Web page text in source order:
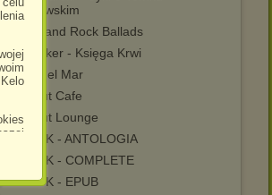
Wilmowskim
Blues and Rock Ballads
C. Barker - Księga Krwi
Cafe del Mar
Chillout Cafe
Chillout Lounge
EBOOK - ANTOLOGIA
EBOOK - COMPLETE
EBOOK - EPUB